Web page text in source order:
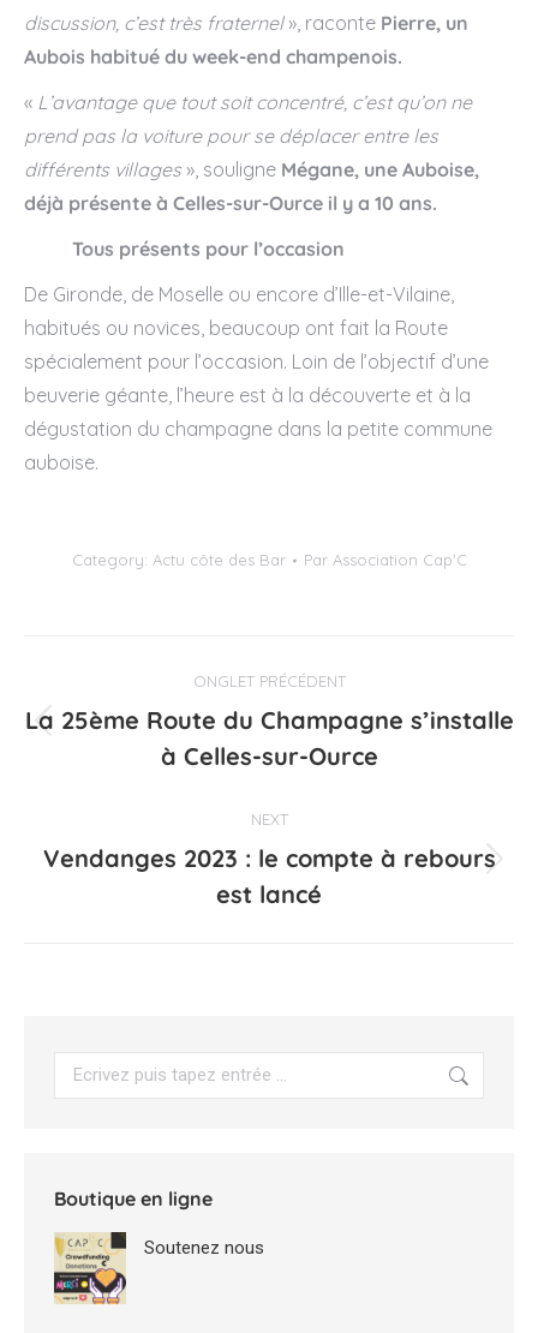
discussion, c’est très fraternel», raconte Pierre, un
Aubois habitué du week-end champenois.
« L’avantage que tout soit concentré, c’est qu’on ne
prend pas la voiture pour se déplacer entre les
différents villages », souligne Mégane, une Auboise,
déjà présente à Celles-sur-Ource il y a 10 ans.
Tous présents pour l’occasion
De Gironde, de Moselle ou encore d’Ille-et-Vilaine,
habitués ou novices, beaucoup ont fait la Route
spécialement pour l’occasion. Loin de l’objectif d’une
beuverie géante, l’heure est à la découverte et à la
dégustation du champagne dans la petite commune
auboise.
Category: Actu côte des Bar Par Association Cap'C
de
commentaire
ONGLET PRÉCÉDENT
Onglet
précédent
La 25ème Route du Champagne s’installe
à Celles-sur-Ource
NEXT
Projets
similaires
Vendanges 2023 : le compte à rebours
est lancé
Search:
Boutique en ligne
Soutenez nous